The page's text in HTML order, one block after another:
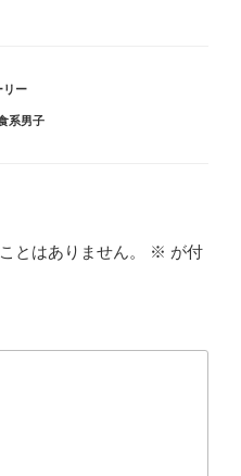
リー
系男子
とはありません。 ※ が付